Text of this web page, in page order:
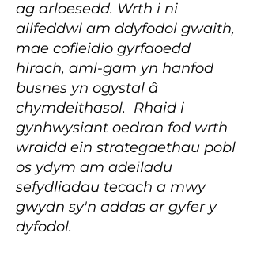
ag arloesedd. Wrth i ni
ailfeddwl am ddyfodol gwaith,
mae cofleidio gyrfaoedd
hirach, aml-gam yn hanfod
busnes yn ogystal â
chymdeithasol. Rhaid i
gynhwysiant oedran fod wrth
wraidd ein strategaethau pobl
os ydym am adeiladu
sefydliadau tecach a mwy
gwydn sy'n addas ar gyfer y
dyfodol.